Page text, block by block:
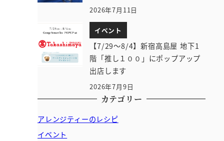
2026年7月11日
イベント
【7/29～8/4】新宿高島屋 地下1
階「推し１００」にポップアップ
出店します
2026年7月9日
カテゴリー
アレンジティーのレシピ
イベント